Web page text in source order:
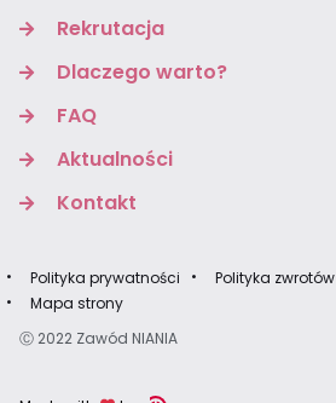
Rekrutacja
Dlaczego warto?
FAQ
Aktualności
Kontakt
Polityka prywatności Polityka zwrotów
Mapa strony
Ⓒ 2022 Zawód NIANIA